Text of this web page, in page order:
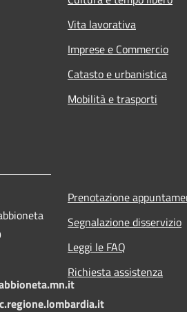
Vita lavorativa
Imprese e Commercio
Catasto e urbanistica
Mobilità e trasporti
Prenotazione
Segnalazione disservizio
Leggi le FAQ
Richiesta assistenza